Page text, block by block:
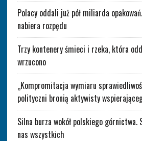
Polacy oddali już pół miliarda
nabiera rozpędu
Trzy kontenery śmieci i rzeka, która
wrzucono
„Kompromitacja wymiaru
polityczni bronią aktywisty
Silna burza wokół polskiego
nas wszystkich